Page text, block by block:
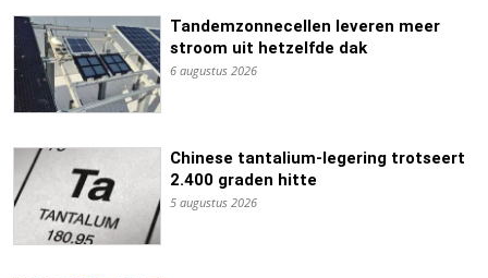
Tandemzonnecellen leveren meer
stroom uit hetzelfde dak
6 augustus 2026
Chinese tantalium-legering trotseert
2.400 graden hitte
5 augustus 2026